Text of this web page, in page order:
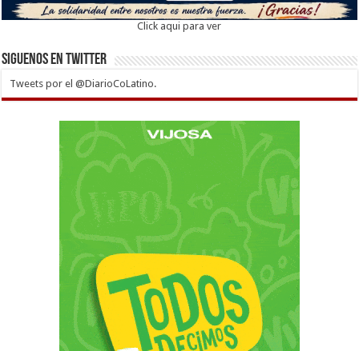
Click aqui para ver
Siguenos en twitter
Tweets por el @DiarioCoLatino.